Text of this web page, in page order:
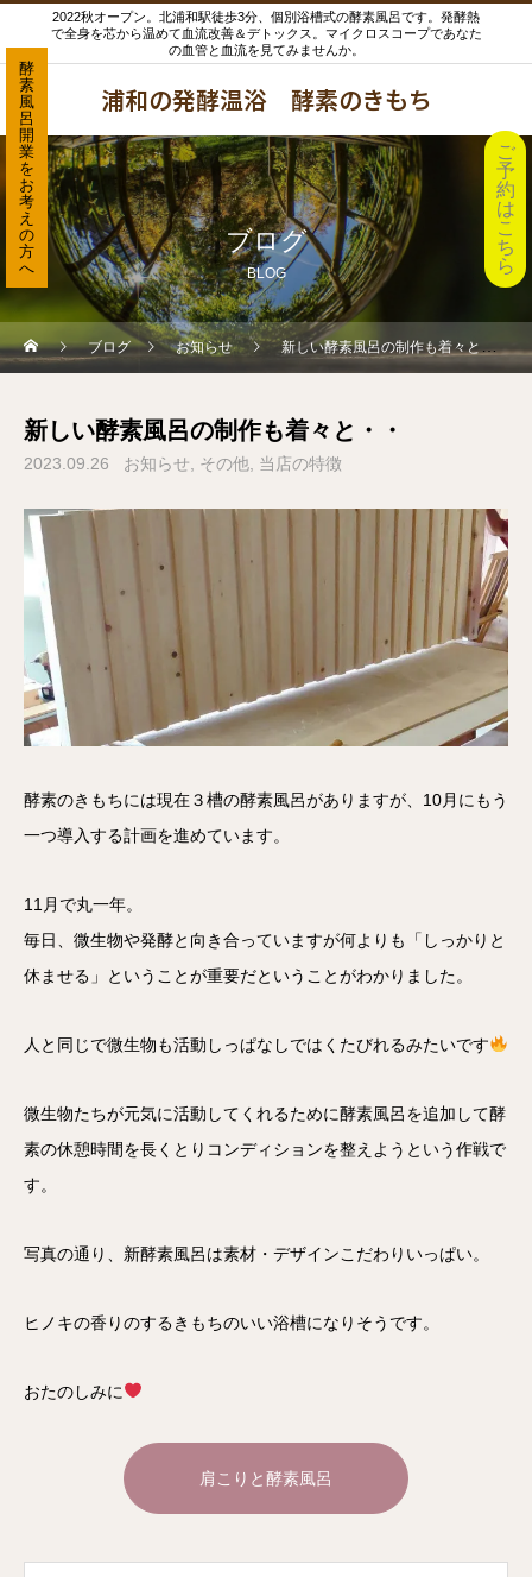
2022秋オープン。北浦和駅徒歩3分、個別浴槽式の酵素風呂です。発酵熱
で全身を芯から温めて血流改善＆デトックス。マイクロスコープであなた
の血管と血流を見てみませんか。
浦和の発酵温浴 酵素のきもち
ブログ
BLOG
ブログ お知らせ 新しい酵素風呂の制作も着々と・・
新しい酵素風呂の制作も着々と・・
2023.09.26 お知らせ その他 当店の特徴
酵素のきもちには現在３槽の酵素風呂がありますが、10月にもう
一つ導入する計画を進めています。
11月で丸一年。
毎日、微生物や発酵と向き合っていますが何よりも「しっかりと
休ませる」ということが重要だということがわかりました。
人と同じで微生物も活動しっぱなしではくたびれるみたいです
微生物たちが元気に活動してくれるために酵素風呂を追加して酵
素の休憩時間を長くとりコンディションを整えようという作戦で
す。
写真の通り、新酵素風呂は素材・デザインこだわりいっぱい。
ヒノキの香りのするきもちのいい浴槽になりそうです。
おたのしみに
肩こりと酵素風呂
ご
予
約
は
こ
ち
ら
酵
素
風
呂
開
業
を
お
考
え
の
方
へ